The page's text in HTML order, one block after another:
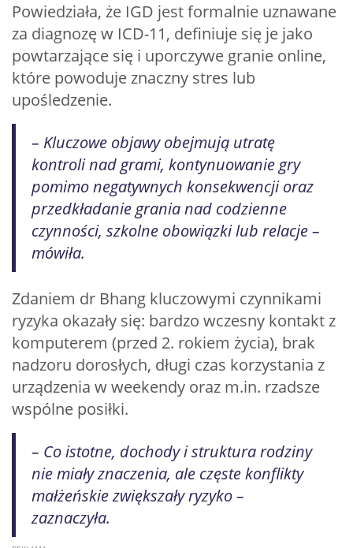
Powiedziała, że IGD jest formalnie uznawane
za diagnozę w ICD-11, definiuje się je jako
powtarzające się i uporczywe granie online,
które powoduje znaczny stres lub
upośledzenie.
– Kluczowe objawy obejmują utratę
kontroli nad grami, kontynuowanie gry
pomimo negatywnych konsekwencji oraz
przedkładanie grania nad codzienne
czynności, szkolne obowiązki lub relacje –
mówiła.
Zdaniem dr Bhang kluczowymi czynnikami
ryzyka okazały się: bardzo wczesny kontakt z
komputerem (przed 2. rokiem życia), brak
nadzoru dorosłych, długi czas korzystania z
urządzenia w weekendy oraz m.in. rzadsze
wspólne posiłki.
– Co istotne, dochody i struktura rodziny
nie miały znaczenia, ale częste konflikty
małżeńskie zwiększały ryzyko –
zaznaczyła.